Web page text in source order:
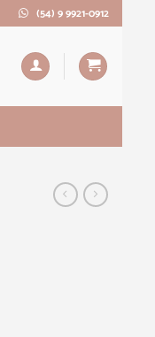
(54) 9 9921-0912